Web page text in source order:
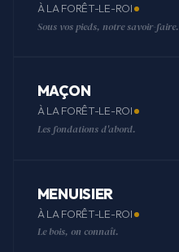
À LA FORÊT-LE-ROI
Sous vos pieds, notre savoir-faire.
MAÇON
À LA FORÊT-LE-ROI
Les fondations d'abord.
MENUISIER
À LA FORÊT-LE-ROI
Le bois, on connaît.